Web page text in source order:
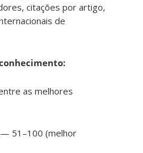
citações por artigo,
de
as melhores
51–100 (melhor